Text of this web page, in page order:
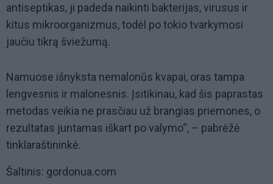
antiseptikas, ji padeda naikinti bakterijas, virusus ir
kitus mikroorganizmus, todėl po tokio tvarkymosi
jaučiu tikrą šviežumą.
Namuose išnyksta nemalonūs kvapai, oras tampa
lengvesnis ir malonesnis. Įsitikinau, kad šis paprastas
metodas veikia ne prasčiau už brangias priemones, o
rezultatas juntamas iškart po valymo“, – pabrėžė
tinklaraštininkė.
Šaltinis: gordonua.com